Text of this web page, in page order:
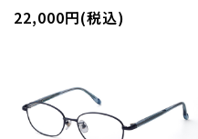
22,000円(税込)